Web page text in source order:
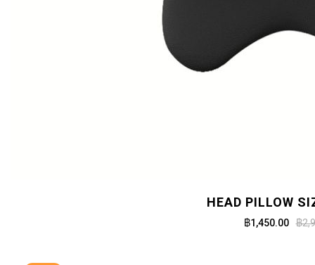
HEAD PILLOW
฿1,450.00 ฿